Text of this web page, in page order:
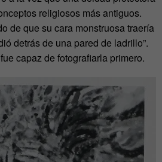
religiosos más antiguos.
de que su cara monstruosa traería
detrás de una pared de ladrillo”.
capaz de fotografiarla primero.